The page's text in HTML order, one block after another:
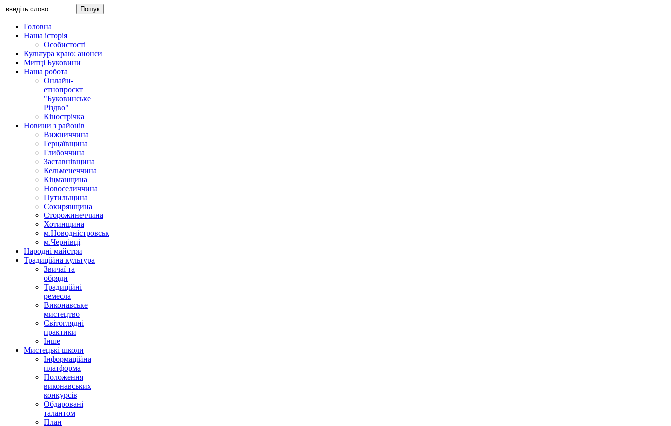
Головна
Наша історія
Особистості
Культура краю: анонси
Митці Буковини
Наша робота
Онлайн-
етнопроєкт
"Буковинське
Різдво"
Кінострічка
Новини з районів
Вижниччина
Герцаївщина
Глибоччина
Заставнівщина
Кельменеччина
Кіцманщина
Новоселиччина
Путильщина
Сокирянщина
Сторожинеччина
Хотинщина
м.Новодністровськ
м.Чернівці
Народні майстри
Традиційна культура
Звичаї та
обряди
Традиційні
ремесла
Виконавське
мистецтво
Світоглядні
практики
Інше
Мистецькі школи
Інформаційна
платформа
Положення
виконавських
конкурсів
Обдаровані
талантом
План